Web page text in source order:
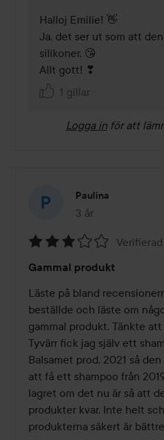
Halloj Emilie! 👋
Ja, det ser ut som att
silikoner. 😘
Allt gott! ❣
1 gillar
Logga in för att
Paulina
3 år
Inlägget skapades
3
av
5
Gammal produkt
Läste på bland
beställde och läste om
gammal produkt. Tänkte
Tyvärr fick jag själv ett
Balsamet prod. 2021 så
att få ett shampoo från
lagret om det nu är så att
produkter kvar. Inte helt
produkterna säkert är